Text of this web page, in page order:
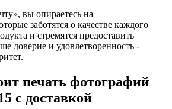
вы опираетесь на
заботятся о качестве каждого
и стремятся предоставить
доверие и удовлетворенность -
печать фотографий
с доставкой